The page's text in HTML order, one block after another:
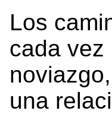
Los
cada vez
una